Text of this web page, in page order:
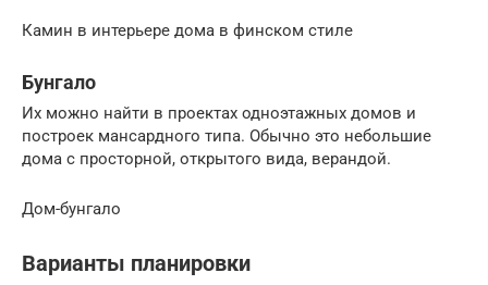
Камин в интерьере дома в финском стиле
Бунгало
Их можно найти в проектах одноэтажных домов и
построек мансардного типа. Обычно это небольшие
дома с просторной, открытого вида, верандой.
Дом-бунгало
Варианты планировки